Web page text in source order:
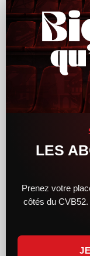
Le CVB52
demi-finale
masculines de la
connaît désormais
LIRE LA SUITE »
LES
Prenez votre
côtés du